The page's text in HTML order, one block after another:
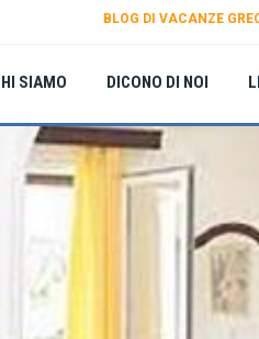
BLOG DI VACANZE
SIAMO DICONO DI NOI